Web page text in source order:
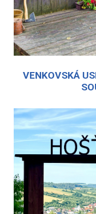
VENKOVSKÁ